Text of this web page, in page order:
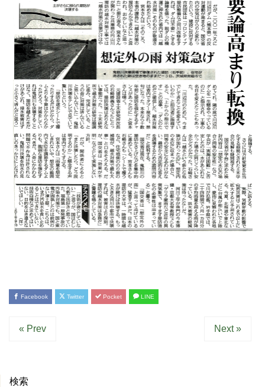
Facebook Twitter Pocket LINE
« Prev Next »
検索